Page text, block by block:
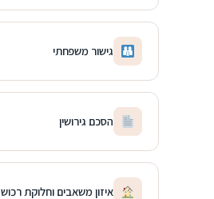
גישור משפחתי
הסכם גירושין
איזון משאבים וחלוקת רכוש